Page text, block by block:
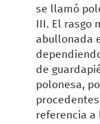
se llamó
III. El
abullonada
de
polonesa,
referencia a